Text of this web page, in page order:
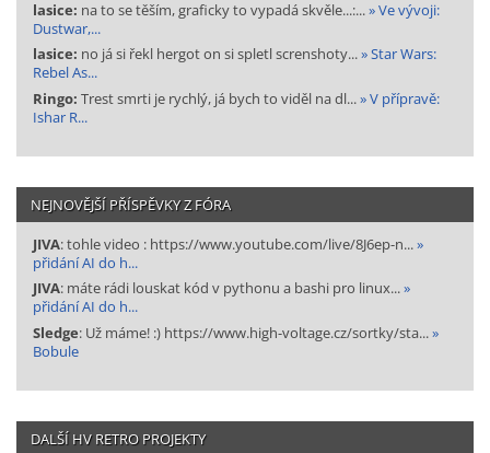
lasice: na to se těším, graficky to vypadá skvěle...:...» Ve vývoji:
Dustwar,...
lasice: no já si řekl hergot on si spletl screnshoty...» Star Wars:
Rebel As...
Ringo: Trest smrti je rychlý, já bych to viděl na dl...» V přípravě:
Ishar R...
NEJNOVĚJŠÍ PŘÍSPĚVKY Z FÓRA
JIVA: tohle video : https://www.youtube.com/live/8J6ep-n...»
přidání AI do h...
JIVA: máte rádi louskat kód v pythonu a bashi pro linux...»
přidání AI do h...
Sledge: Už máme! :) https://www.high-voltage.cz/sortky/sta...»
Bobule
DALŠÍ HV RETRO PROJEKTY